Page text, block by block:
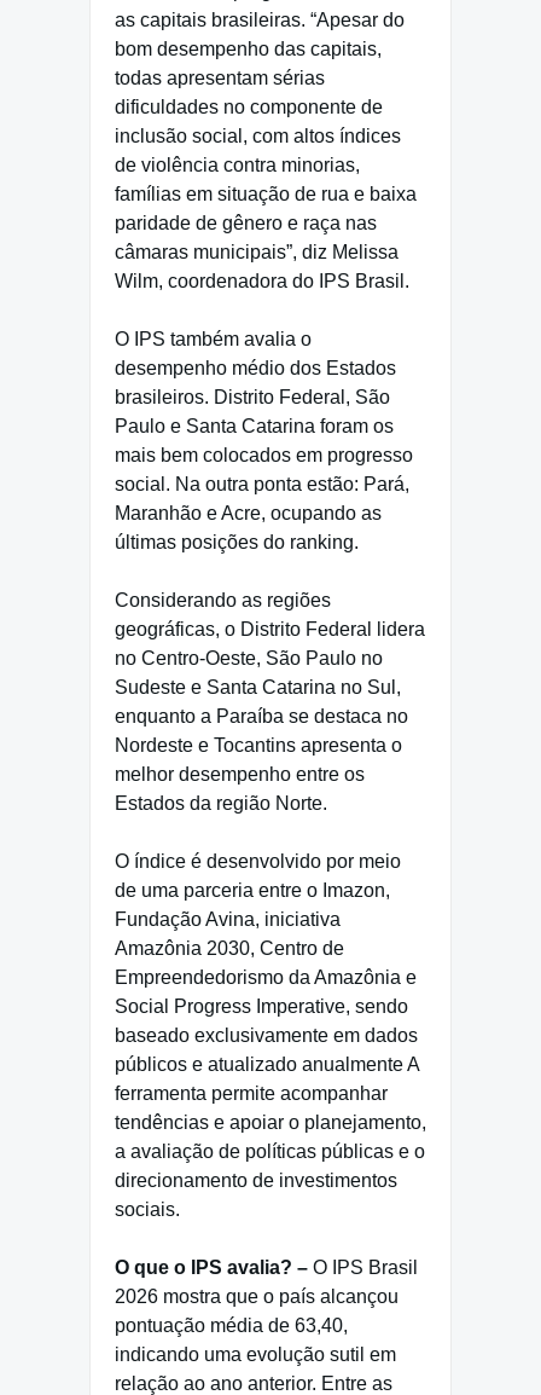
as capitais brasileiras. “Apesar do
bom desempenho das capitais,
todas apresentam sérias
dificuldades no componente de
inclusão social, com altos índices
de violência contra minorias,
famílias em situação de rua e baixa
paridade de gênero e raça nas
câmaras municipais”, diz Melissa
Wilm, coordenadora do IPS Brasil.
O IPS também avalia o
desempenho médio dos Estados
brasileiros. Distrito Federal, São
Paulo e Santa Catarina foram os
mais bem colocados em progresso
social. Na outra ponta estão: Pará,
Maranhão e Acre, ocupando as
últimas posições do ranking.
Considerando as regiões
geográficas, o Distrito Federal lidera
no Centro-Oeste, São Paulo no
Sudeste e Santa Catarina no Sul,
enquanto a Paraíba se destaca no
Nordeste e Tocantins apresenta o
melhor desempenho entre os
Estados da região Norte.
O índice é desenvolvido por meio
de uma parceria entre o Imazon,
Fundação Avina, iniciativa
Amazônia 2030, Centro de
Empreendedorismo da Amazônia e
Social Progress Imperative, sendo
baseado exclusivamente em dados
públicos e atualizado anualmente A
ferramenta permite acompanhar
tendências e apoiar o planejamento,
a avaliação de políticas públicas e o
direcionamento de investimentos
sociais.
O que o IPS avalia? – O IPS Brasil
2026 mostra que o país alcançou
pontuação média de 63,40,
indicando uma evolução sutil em
relação ao ano anterior. Entre as